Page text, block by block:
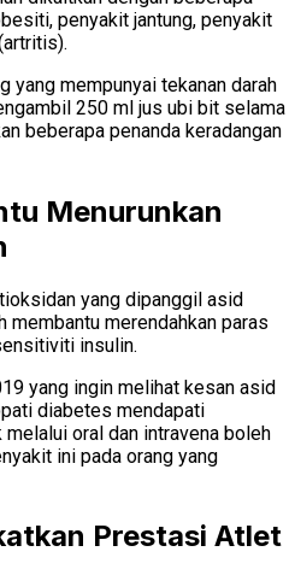
penyakit jantung, penyakit
yang mempunyai tekanan darah
250 ml jus ubi bit selama
beberapa penanda keradangan
Menurunkan
yang dipanggil asid
merendahkan paras
insulin.
yang ingin melihat kesan asid
diabetes mendapati
oral dan intravena boleh
ini pada orang yang
Prestasi Atlet